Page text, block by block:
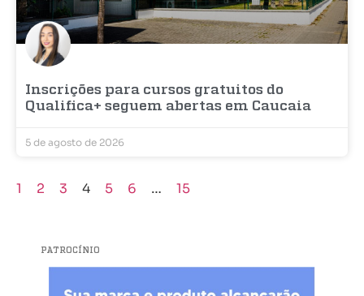
Inscrições para cursos gratuitos do
Qualifica+ seguem abertas em Caucaia
5 de agosto de 2026
1 2 3 4 5 6 … 15
PATROCÍNIO